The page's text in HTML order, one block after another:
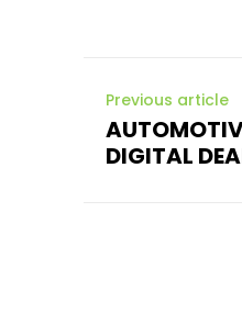
Previous article
DIGITAL